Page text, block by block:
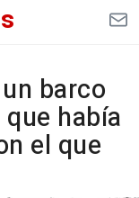
barco
había
el que